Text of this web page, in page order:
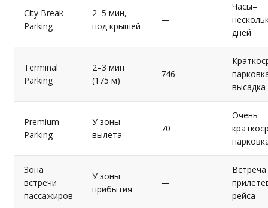
City Break
Parking
2–5 мин,
под крышей
—
Часы–
дней
Terminal
Parking
2–3 мин
(175 м)
746
высадка
Premium
Parking
У зоны
вылета
70
Очень
Зона
встречи
пассажиров
У зоны
прибытия
—
Встреча
рейса